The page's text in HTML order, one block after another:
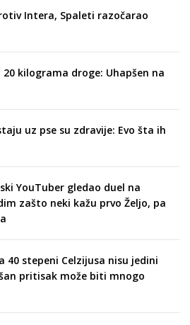
Intera, Spaleti razočarao
20 kilograma droge: Uhapšen na
uz pse su zdravije: Evo šta ih
YouTuber gledao duel na
zašto neki kažu prvo Željo, pa
40 stepeni Celzijusa nisu jedini
pritisak može biti mnogo